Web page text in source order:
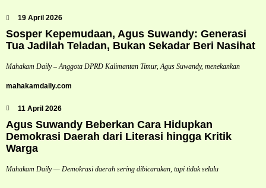
19 April 2026
Sosper Kepemudaan, Agus Suwandy: Generasi
Tua Jadilah Teladan, Bukan Sekadar Beri Nasihat
Mahakam Daily – Anggota DPRD Kalimantan Timur, Agus Suwandy, menekankan
mahakamdaily.com
11 April 2026
Agus Suwandy Beberkan Cara Hidupkan
Demokrasi Daerah dari Literasi hingga Kritik
Warga
Mahakam Daily — Demokrasi daerah sering dibicarakan, tapi tidak selalu